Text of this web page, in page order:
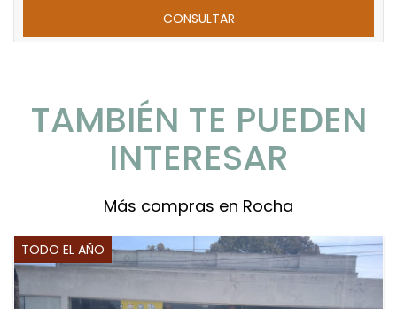
TAMBIÉN TE PUEDEN
INTERESAR
Más compras en Rocha
TODO EL AÑO